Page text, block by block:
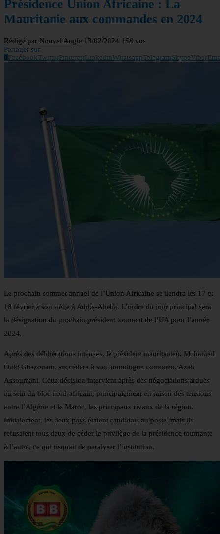
Présidence Union Africaine : La
Mauritanie aux commandes en 2024
Rédigé par Nouvel Angle 13/02/2024 158 vus
Partager sur
0FacebookTwitterPinterestLinkedinWhatsappTelegramSkypeViber
Le prochain sommet annuel de l’Union Africaine se tiendra les 17 et
18 février à son siège à Addis-Abeba. L’ordre du jour principal sera
la désignation du prochain président tournant de l’UA pour l’année
2024.
Après des délibérations intenses, le président mauritanien, Mohamed
Ould Ghazouani, succédera à son homologue comorien, Azali
Assoumani. Cette décision intervient après des négociations ardues
au sein du bloc nord-africain, principalement en raison des tensions
entre l’Algérie et le Maroc, les principaux rivaux de la région.
Initialement, les deux pays étaient candidats au poste, mais ils
refusaient tous deux de céder le privilège de la présidence tournante
à l’autre, ce qui risquait de paralyser l’institution.